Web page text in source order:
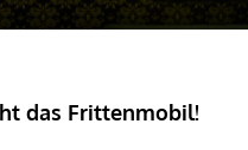
das Frittenmobil!